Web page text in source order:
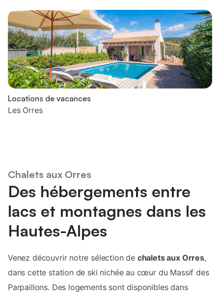
Locations de vacances
Les Orres
Chalets aux Orres
Des hébergements entre
lacs et montagnes dans les
Hautes-Alpes
Venez découvrir notre sélection de chalets aux Orres,
dans cette station de ski nichée au cœur du Massif des
Parpaillons. Des logements sont disponibles dans